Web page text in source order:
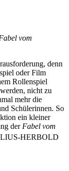
vom
denn
oder Film
Rollenspiel
nicht zu
mehr die
Schülerinnen. So
ein kleiner
der Fabel vom
HERBOLD